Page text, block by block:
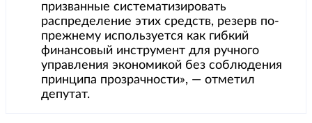
призванные систематизировать
распределение этих средств, резерв по-
прежнему используется как гибкий
финансовый инструмент для ручного
управления экономикой без соблюдения
принципа прозрачности», — отметил
депутат.